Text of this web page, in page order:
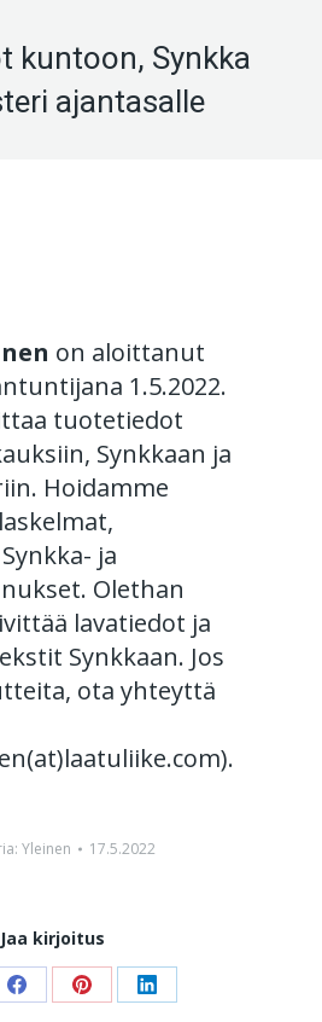
kuntoon, Synkka
ajantasalle
on aloittanut
1.5.2022.
tuotetiedot
Synkkaan ja
Hoidamme
ja
Olethan
lavatiedot ja
Synkkaan. Jos
ota yhteyttä
Yleinen 17.5.2022
Jaa kirjoitus
Share Share Share